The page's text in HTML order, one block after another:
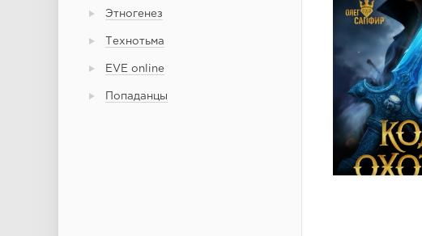
Этногенез
Технотьма
EVE online
Попаданцы